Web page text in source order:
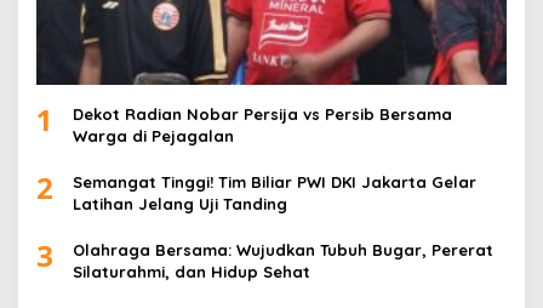
1
Dekot Radian Nobar Persija vs Persib Bersama
Warga di Pejagalan
2
Semangat Tinggi! Tim Biliar PWI DKI Jakarta Gelar
Latihan Jelang Uji Tanding
3
Olahraga Bersama: Wujudkan Tubuh Bugar, Pererat
Silaturahmi, dan Hidup Sehat